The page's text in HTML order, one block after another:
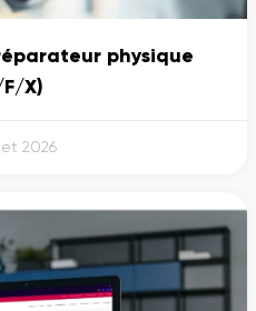
physique
X)
2026